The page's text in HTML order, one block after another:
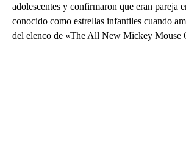
adolescentes y confirmaron que eran pareja
conocido como estrellas infantiles cuando
del elenco de «The All New Mickey Mouse